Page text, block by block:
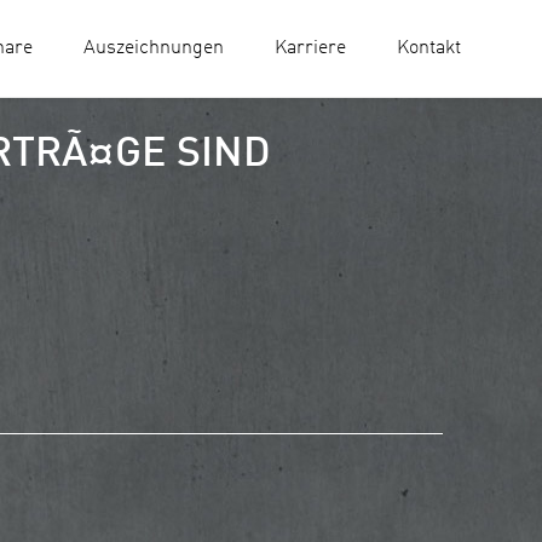
Auszeichnungen Karriere Kontakt
SIND